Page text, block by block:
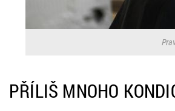
PŘÍLIŠ MNOHO